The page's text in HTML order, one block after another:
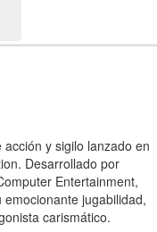
y sigilo lanzado en
Desarrollado por
Entertainment,
jugabilidad,
carismático.